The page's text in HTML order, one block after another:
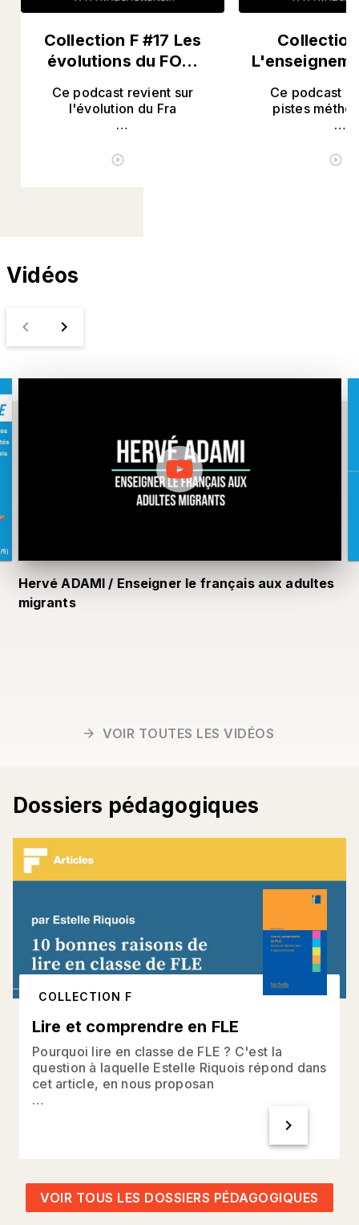
Collection F #17 Les
évolutions du FO…
Ce podcast revient sur
l'évolution du Fra
…
play_circle_outline
Collection
Ce podcast
pistes
…
play_circle_outline
Vidéos
navigate_before navigate_next
Hervé ADAMI / Enseigner le français aux adultes
migrants
arrow_forward VOIR TOUTES LES VIDÉOS
Dossiers pédagogiques
VOIR TOUS LES DOSSIERS PÉDAGOGIQUES
COLLECTION F
Lire et comprendre en FLE
Pourquoi lire en classe de FLE ? C'est la
question à laquelle Estelle Riquois répond dans
cet article, en nous proposan
…
chevron_right